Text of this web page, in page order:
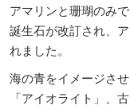
アマリンと珊瑚のみ
誕生石が改訂され、
れました。
海の青をイメージさ
「アイオライト」、